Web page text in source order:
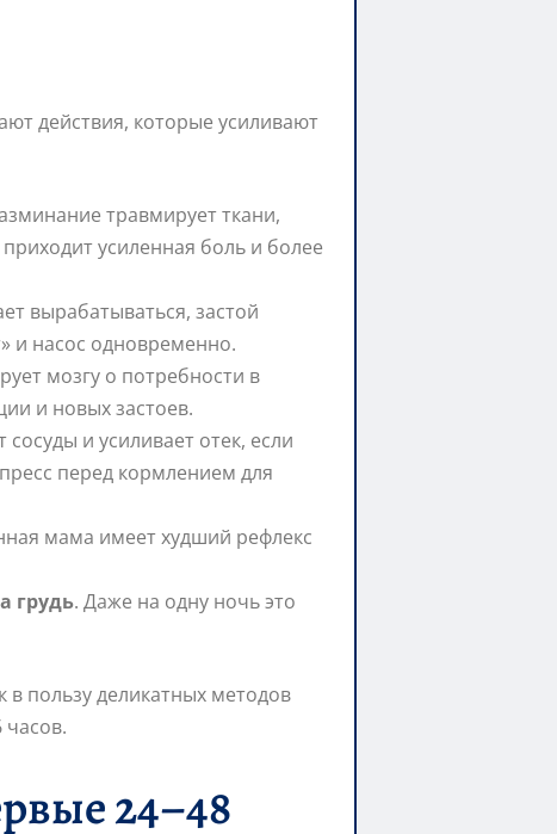
действия, которые усиливают
травмирует ткани,
усиленная боль и более
вырабатываться, застой
и насос одновременно.
мозгу о потребности в
и новых застоев.
и усиливает отек, если
перед кормлением для
мама имеет худший рефлекс
грудь. Даже на одну ночь это
пользу деликатных методов
часов.
24–48